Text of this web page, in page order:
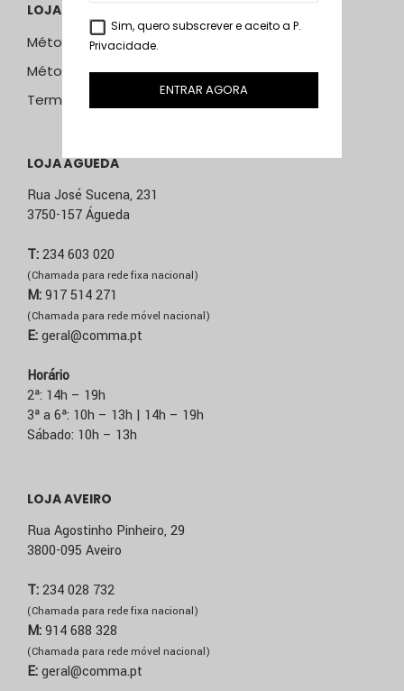
LOJA ONLINE
Métodos e Custos de Envio
Métodos de Pagamento
Termos & Condições
LOJA ÁGUEDA
Rua José Sucena, 231
3750-157 Águeda
T:234 603 020
(Chamada para rede fixa nacional)
M:917 514 271
(Chamada para rede móvel nacional)
E:geral@comma.pt
Horário
2ª: 14h – 19h
3ª a 6ª: 10h – 13h | 14h – 19h
Sábado: 10h – 13h
LOJA AVEIRO
Rua Agostinho Pinheiro, 29
3800-095 Aveiro
T:234 028 732
(Chamada para rede fixa nacional)
M:914 688 328
(Chamada para rede móvel nacional)
E:geral@comma.pt
Sim, quero subscrever e aceito a P.
Privacidade.
ENTRAR AGORA